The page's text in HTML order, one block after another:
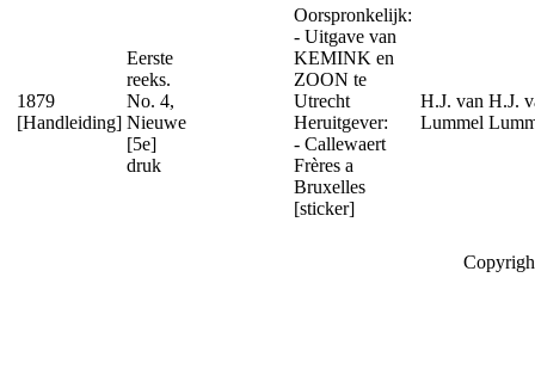
1879
[Handleiding]
Eerste
reeks.
No. 4,
Nieuwe
[5e]
druk
Oorspronkelijk:
- Uitgave van
KEMINK en
ZOON te
Utrecht
Heruitgever:
- Callewaert
Frères a
Bruxelles
[sticker]
H.J. van
Lummel
H.J.